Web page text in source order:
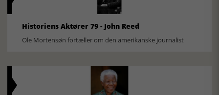
Historiens Aktører 79 - John Reed
Ole Mortensøn fortæller om den amerikanske journalist